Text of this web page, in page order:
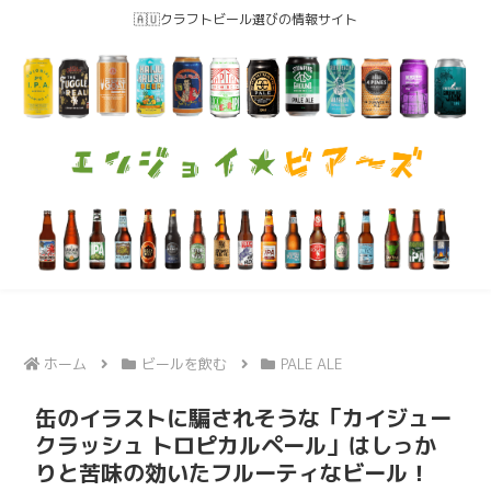
🇦🇺クラフトビール選びの情報サイト
ホーム ビールを飲む PALE ALE
缶のイラストに騙されそうな「カイジュー
クラッシュ トロピカルペール」はしっか
りと苦味の効いたフルーティなビール！